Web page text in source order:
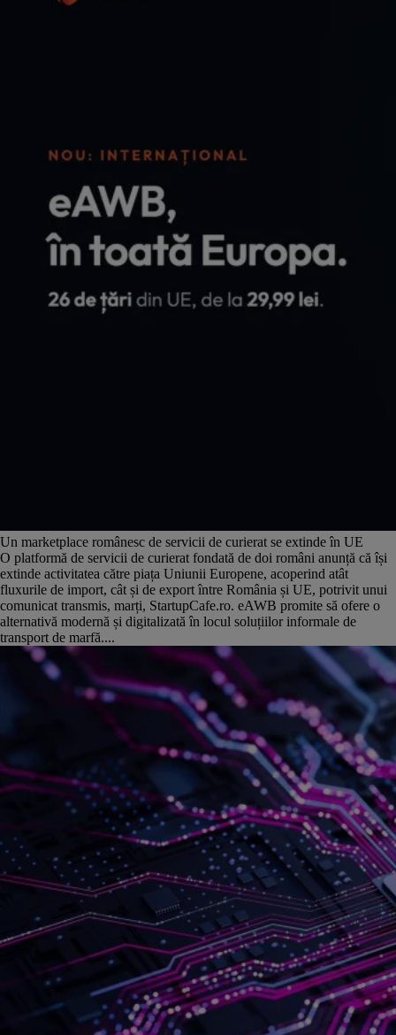
Un marketplace românesc de servicii de curierat se extinde în UE
O platformă de servicii de curierat fondată de doi români anunță că își
extinde activitatea către piața Uniunii Europene, acoperind atât
fluxurile de import, cât și de export între România și UE, potrivit unui
comunicat transmis, marți, StartupCafe.ro. eAWB promite să ofere o
alternativă modernă și digitalizată în locul soluțiilor informale de
transport de marfă....